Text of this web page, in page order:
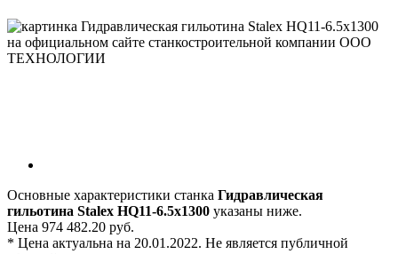
Основные характеристики станка Гидравлическая
гильотина Stalex HQ11-6.5х1300 указаны ниже.
Цена 974 482.20 руб.
* Цена актуальна на 20.01.2022. Не является публичной